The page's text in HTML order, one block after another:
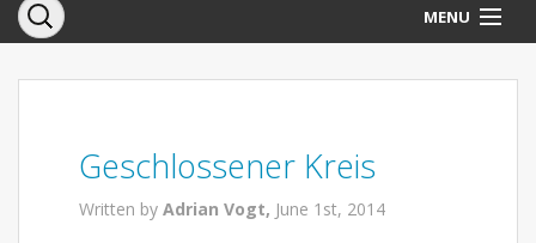
MENU
Norwegen
Geschlossener Kreis
Written by Adrian Vogt, June 1st, 2014